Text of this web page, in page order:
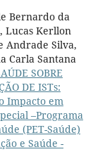
Bernardo da
Lucas Kerllon
Andrade Silva,
Carla Santana
SOBRE
DE ISTs:
Impacto em
–Programa
(PET-Saúde)
e Saúde -